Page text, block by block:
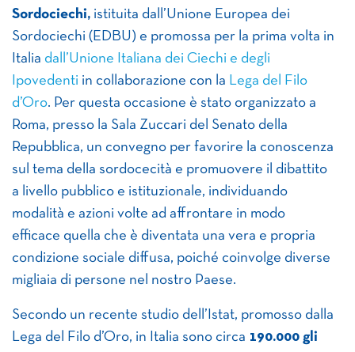
Sordociechi, istituita dall’Unione Europea dei
Sordociechi (EDBU) e promossa per la prima volta in
Italia dall’Unione Italiana dei Ciechi e degli
Ipovedenti in collaborazione con la Lega del Filo
d’Oro. Per questa occasione è stato organizzato a
Roma, presso la Sala Zuccari del Senato della
Repubblica, un convegno per favorire la conoscenza
sul tema della sordocecità e promuovere il dibattito
a livello pubblico e istituzionale, individuando
modalità e azioni volte ad affrontare in modo
efficace quella che è diventata una vera e propria
condizione sociale diffusa, poiché coinvolge diverse
migliaia di persone nel nostro Paese.
Secondo un recente studio dell’Istat, promosso dalla
Lega del Filo d’Oro, in Italia sono circa 190.000 gli